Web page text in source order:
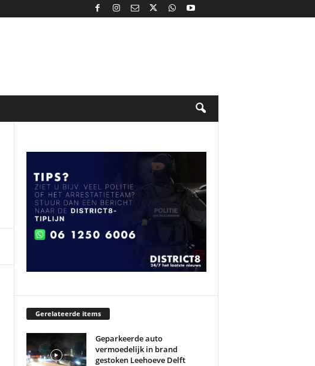
Gerelateerde items
Geparkeerde auto
vermoedelijk in brand
gestoken Leehoeve Delft